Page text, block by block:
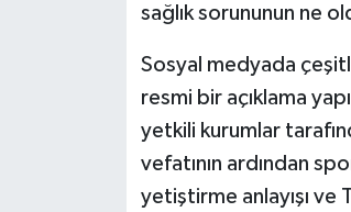
sağlık sorununun ne
Sosyal medyada
resmi bir açıklama
yetkili kurumlar
vefatının ardından
yetiştirme anlayışı ve